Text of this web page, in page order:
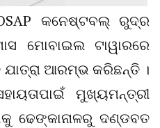
କନେଷ୍ଟବଲ୍ ରୁଦ୍ର
ମୋବାଇଲ ଟାୱାରରେ
ଆରମ୍ଭ କରିଛନ୍ତି ।
ମୁଖ୍ୟମନ୍ତ୍ରୀ
ଢେଙ୍କାନାଳରୁ ଦଣ୍ଡବତ